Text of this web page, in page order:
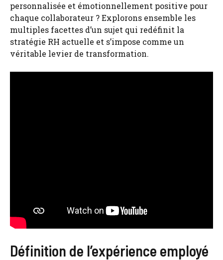
personnalisée et émotionnellement positive pour
chaque collaborateur ? Explorons ensemble les
multiples facettes d’un sujet qui redéfinit la
stratégie RH actuelle et s’impose comme un
véritable levier de transformation.
Définition de l’expérience employé